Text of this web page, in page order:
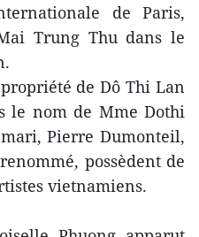
de Paris,
Trung Thu dans le
de Dô Thi Lan
le nom de Mme Dothi
Pierre Dumonteil,
possèdent de
vietnamiens.